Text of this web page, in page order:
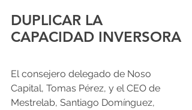
DUPLICAR LA
CAPACIDAD INVERSORA
El consejero delegado de Noso
Capital, Tomas Pérez, y el CEO de
Mestrelab, Santiago Domínguez,